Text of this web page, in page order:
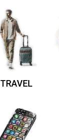
TRAVEL